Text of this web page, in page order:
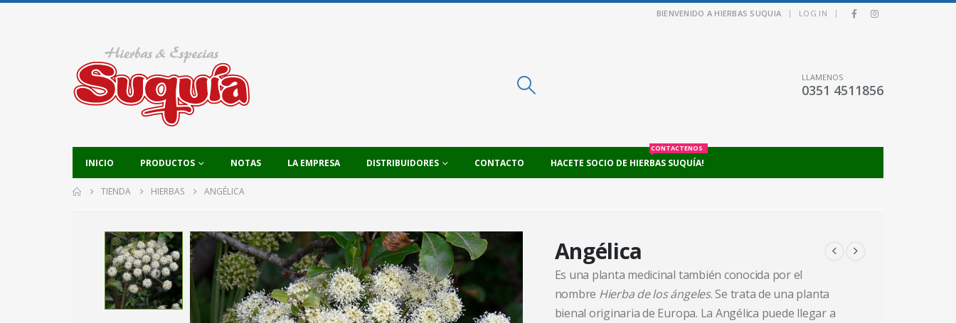
BIENVENIDO A HIERBAS SUQUIA | LOG IN |
LLAMENOS
0351 4511856
INICIO PRODUCTOS NOTAS LA EMPRESA DISTRIBUIDORES CONTACTO HACETE SOCIO DE HIERBAS SUQUÍA!
CONTACTENOS
TIENDA HIERBAS ANGÉLICA
Angélica
Es una planta medicinal también conocida por el
nombre Hierba de los ángeles. Se trata de una planta
bienal originaria de Europa. La Angélica puede llegar a